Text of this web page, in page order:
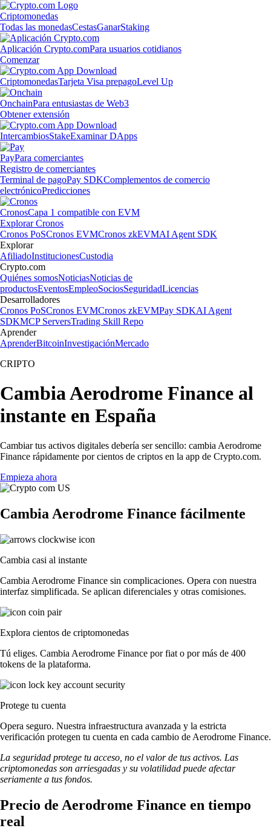
Criptomonedas
Todas las monedasCestasGanarStaking
Aplicación Crypto.comPara usuarios cotidianos
Comenzar
CriptomonedasTarjeta Visa prepagoLevel Up
OnchainPara entusiastas de Web3
Obtener extensión
IntercambiosStakeExaminar DApps
PayPara comerciantes
Registro de comerciantes
Terminal de pagoPay SDKComplementos de comercio
electrónicoPredicciones
CronosCapa 1 compatible con EVM
Explorar Cronos
Cronos PoSCronos EVMCronos zkEVMAI Agent SDK
Explorar
AfiliadoInstitucionesCustodia
Crypto.com
Quiénes somosNoticiasNoticias de
productosEventosEmpleoSociosSeguridadLicencias
Desarrolladores
Cronos PoSCronos EVMCronos zkEVMPay SDKAI Agent
SDKMCP ServersTrading Skill Repo
Aprender
AprenderBitcoinInvestigaciónMercado
CRIPTO
Cambia Aerodrome Finance al
instante en España
Cambiar tus activos digitales debería ser sencillo: cambia Aerodrome
Finance rápidamente por cientos de criptos en la app de Crypto.com.
Empieza ahora
Cambia Aerodrome Finance fácilmente
Cambia casi al instante
Cambia Aerodrome Finance sin complicaciones. Opera con nuestra
interfaz simplificada. Se aplican diferenciales y otras comisiones.
Explora cientos de criptomonedas
Tú eliges. Cambia Aerodrome Finance por fiat o por más de 400
tokens de la plataforma.
Protege tu cuenta
Opera seguro. Nuestra infraestructura avanzada y la estricta
verificación protegen tu cuenta en cada cambio de Aerodrome Finance.
La seguridad protege tu acceso, no el valor de tus activos. Las
criptomonedas son arriesgadas y su volatilidad puede afectar
seriamente a tus fondos.
Precio de Aerodrome Finance en tiempo
real